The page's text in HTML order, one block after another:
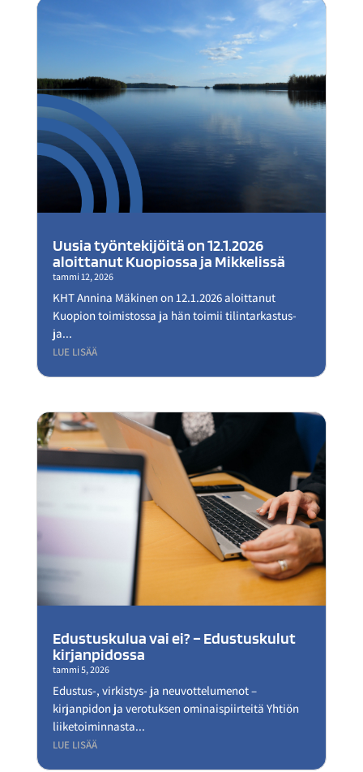
Uusia työntekijöitä on 12.1.2026
aloittanut Kuopiossa ja Mikkelissä
tammi 12, 2026
KHT Annina Mäkinen on 12.1.2026 aloittanut
Kuopion toimistossa ja hän toimii tilintarkastus-
ja...
LUE LISÄÄ
Edustuskulua vai ei? – Edustuskulut
kirjanpidossa
tammi 5, 2026
Edustus-, virkistys- ja neuvottelumenot –
kirjanpidon ja verotuksen ominaispiirteitä Yhtiön
liiketoiminnasta...
LUE LISÄÄ